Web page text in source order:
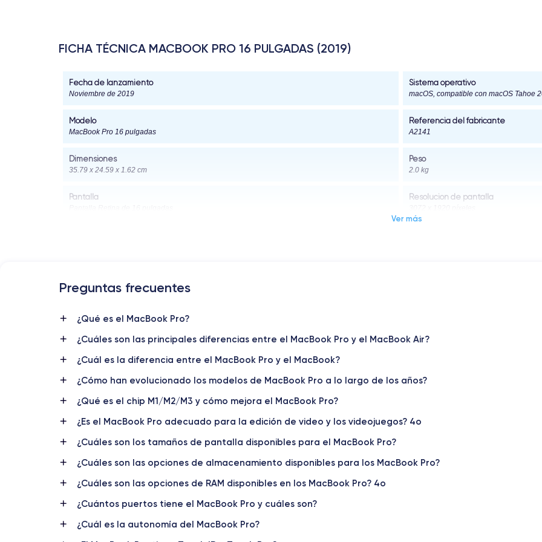
FICHA TÉCNICA MACBOOK PRO 16 PULGADAS (2019)
Fecha de lanzamiento
Noviembre de 2019
Sistema operativo
macOS, compatible con macOS Tahoe
Modelo
MacBook Pro 16 pulgadas
Referencia del fabricante
A2141
Dimensiones
35.79 x 24.59 x 1.62 cm
Peso
2.0 kg
Pantalla Resolución de pantalla
No
500 nits
Intel Core i7 o Intel Core i9
Tarjeta gráfica
AMD Radeon Pro 5300M o 5500M según la configuración
Memoria RAM Almacenamiento interno
Tipo de almacenamiento Arquitectura
Puertos USB-C / Thunderbolt 3
Lector de tarjetas
Ver más
Preguntas frecuentes
¿Qué es el MacBook Pro?
¿Cuáles son las principales diferencias entre el MacBook Pro y el MacBook Air?
¿Cuál es la diferencia entre el MacBook Pro y el MacBook?
¿Cómo han evolucionado los modelos de MacBook Pro a lo largo de los años?
¿Qué es el chip M1/M2/M3 y cómo mejora el MacBook Pro?
¿Es el MacBook Pro adecuado para la edición de video y los videojuegos? 4o
¿Cuáles son los tamaños de pantalla disponibles para el MacBook Pro?
¿Cuáles son las opciones de almacenamiento disponibles para los MacBook Pro?
¿Cuáles son las opciones de RAM disponibles en los MacBook Pro? 4o
¿Cuántos puertos tiene el MacBook Pro y cuáles son?
¿Cuál es la autonomía del MacBook Pro?